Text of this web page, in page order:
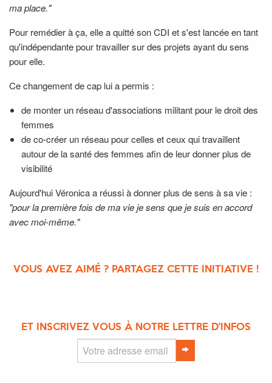
ma place."
Pour remédier à ça, elle a quitté son CDI et s'est lancée en tant
qu'indépendante pour travailler sur des projets ayant du sens
pour elle.
Ce changement de cap lui a permis :
de monter un réseau d'associations militant pour le droit des
femmes
de co-créer un réseau pour celles et ceux qui travaillent
autour de la santé des femmes afin de leur donner plus de
visibilité
Aujourd'hui Véronica a réussi à donner plus de sens à sa vie :
"pour la première fois de ma vie je sens que je suis en accord
avec moi-même."
VOUS AVEZ AIMÉ ? PARTAGEZ CETTE INITIATIVE !
ET INSCRIVEZ VOUS À NOTRE LETTRE D'INFOS